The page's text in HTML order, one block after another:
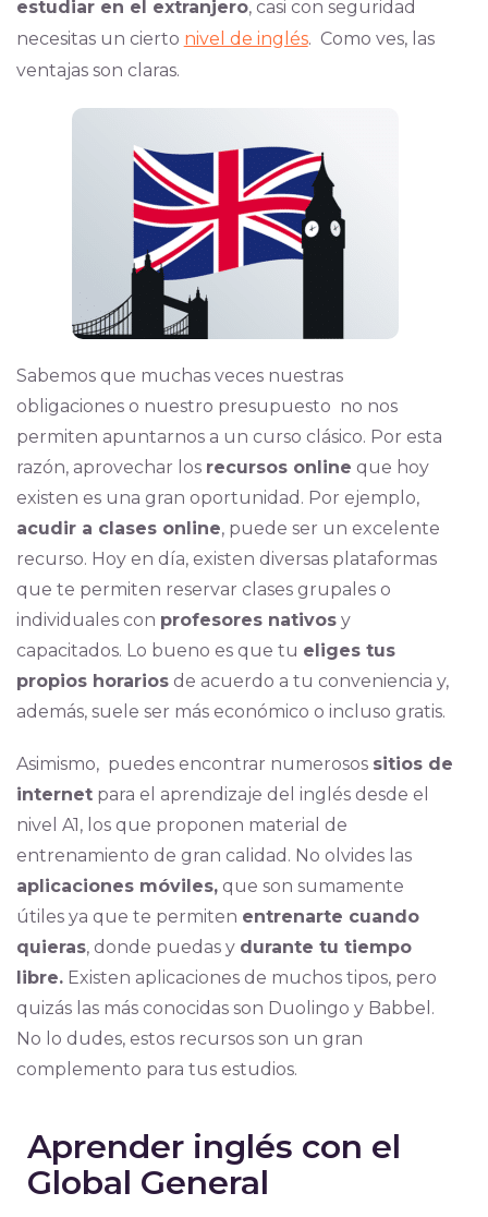
estudiar en el extranjero, casi con seguridad
necesitas un cierto nivel de inglés. Como ves, las
ventajas son claras.
Sabemos que muchas veces nuestras
obligaciones o nuestro presupuesto no nos
permiten apuntarnos a un curso clásico. Por esta
razón, aprovechar los recursos online que hoy
existen es una gran oportunidad. Por ejemplo,
acudir a clases online, puede ser un excelente
recurso. Hoy en día, existen diversas plataformas
que te permiten reservar clases grupales o
individuales con profesores nativosy
capacitados. Lo bueno es que tu eliges tus
propios horariosde acuerdo a tu conveniencia y,
además, suele ser más económico o incluso gratis.
Asimismo, puedes encontrar numerosos sitios de
internetpara el aprendizaje del inglés desde el
nivel A1, los que proponen material de
entrenamiento de gran calidad. No olvides las
aplicaciones móviles,que son sumamente
útiles ya que te permiten entrenarte cuando
quieras, donde puedas y durante tu tiempo
libre.Existen aplicaciones de muchos tipos, pero
quizás las más conocidas son Duolingo y Babbel.
No lo dudes, estos recursos son un gran
complemento para tus estudios.
Aprender inglés con el
Global General